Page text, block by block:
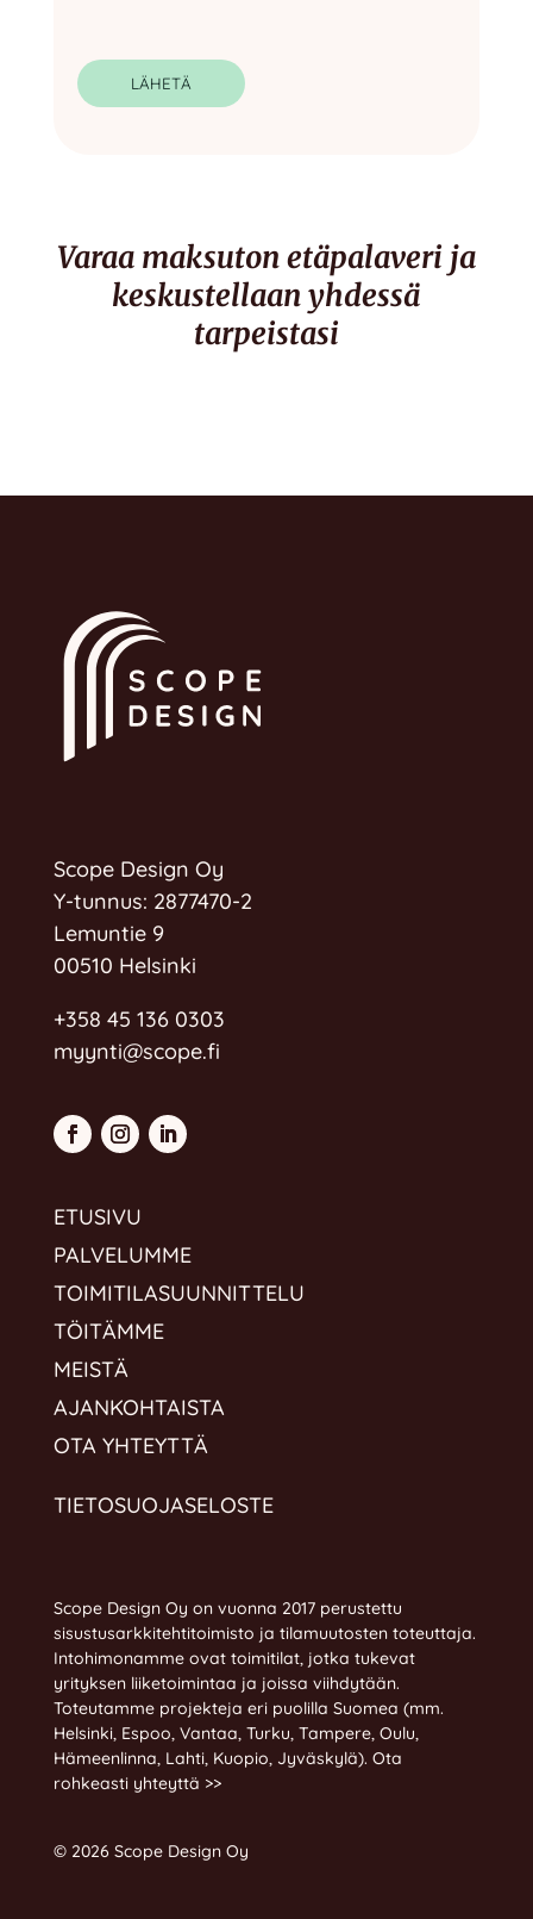
LÄHETÄ
Varaa maksuton etäpalaveri ja
keskustellaan yhdessä
tarpeistasi
Scope Design Oy
Y-tunnus: 2877470-2
Lemuntie 9
00510 Helsinki
+358 45 136 0303
myynti@scope.fi
ETUSIVU
PALVELUMME
TOIMITILASUUNNITTELU
TÖITÄMME
MEISTÄ
AJANKOHTAISTA
OTA YHTEYTTÄ
TIETOSUOJASELOSTE
Scope Design Oy on vuonna 2017 perustettu
sisustusarkkitehtitoimisto ja tilamuutosten toteuttaja.
Intohimonamme ovat toimitilat, jotka tukevat
yrityksen liiketoimintaa ja joissa viihdytään.
Toteutamme projekteja eri puolilla Suomea (mm.
Helsinki, Espoo, Vantaa, Turku, Tampere, Oulu,
Hämeenlinna, Lahti, Kuopio, Jyväskylä). Ota
rohkeasti yhteyttä >>
© 2026 Scope Design Oy